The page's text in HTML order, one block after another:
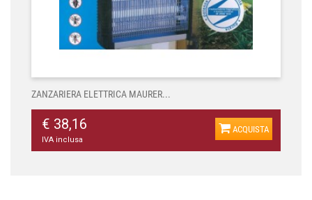
ZANZARIERA ELETTRICA MAURER...
€ 38,16
IVA inclusa
ACQUISTA